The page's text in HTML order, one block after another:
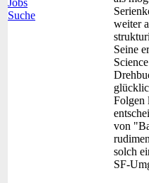
Jobs
Suche
weiter
Seine
Folgen
von
solch
SF-